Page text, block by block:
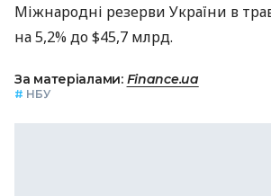
Міжнародні резерви України в
на 5,2% до $45,7 млрд.
За матеріалами: Finance.ua
# НБУ